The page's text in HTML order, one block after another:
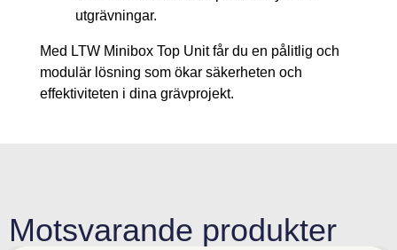
utgrävningar.
Med LTW Minibox Top Unit får du en pålitlig och
modulär lösning som ökar säkerheten och
effektiviteten i dina grävprojekt.
Motsvarande produkter